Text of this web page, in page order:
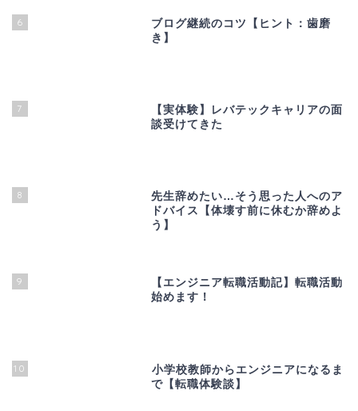
6
ブログ継続のコツ【ヒント：歯磨
き】
7
【実体験】レバテックキャリアの面
談受けてきた
8
先生辞めたい…そう思った人へのア
ドバイス【体壊す前に休むか辞めよ
う】
9
【エンジニア転職活動記】転職活動
始めます！
10
小学校教師からエンジニアになるま
で【転職体験談】